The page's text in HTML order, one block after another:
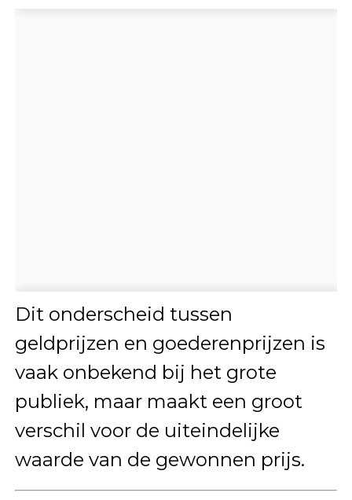
Dit onderscheid tussen
geldprijzen en goederenprijzen is
vaak onbekend bij het grote
publiek, maar maakt een groot
verschil voor de uiteindelijke
waarde van de gewonnen prijs.